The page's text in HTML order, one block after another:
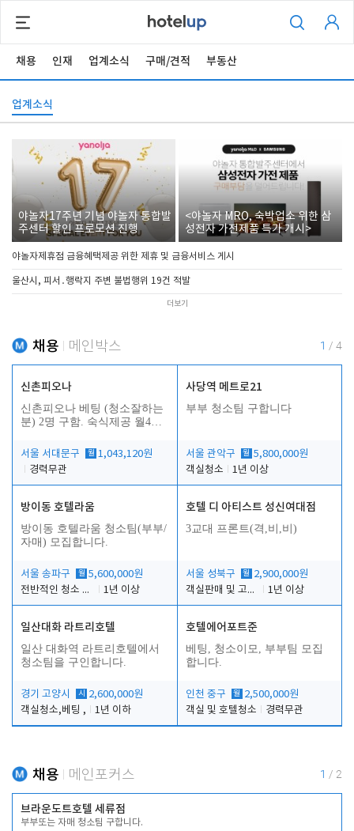
채용 인재 업계소식 구매/견적 부동산
업계소식
야놀자17주년 기념 야놀자 통합발
주센터 할인 프로모션 진행
<야놀자 MRO, 숙박업소 위한 삼
성전자 가전제품 특가 개시>
야놀자제휴점 금융혜택제공 위한 제휴 및 금융서비스 게시
울산시, 피서․행락지 주변 불법행위 19건 적발
더보기
채용 메인박스 1 / 4
신촌피오나
신촌피오나 베팅 (청소잘하는
분) 2명 구함. 숙식제공 월4회
서울 서대문구
월 1,043,120원
경력무관
사당역 메트로21
부부 청소팀 구합니다
서울 관악구 월 5,800,000원
객실청소
1년 이상
방이동 호텔라움
방이동 호텔라움 청소팀(부부/
자매) 모집합니다.
서울 송파구 월 5,600,000원
전반적인 청소 업무(객실청소.객실정리)
1년 이상
호텔 디 아티스트 성신여대점
3교대 프론트(격,비,비)
서울 성북구 월 2,900,000원
객실판매 및 고객응대
1년 이상
일산대화 라트리호텔
일산 대화역 라트리호텔에서
청소팀을 구인합니다.
경기 고양시 시
2,600,000원
객실청소,베팅 ,
1년 이하
호텔에어포트준
베팅, 청소이모, 부부팀 모집
합니다.
인천 중구 월 2,500,000원
객실 및 호텔청소
경력무관
채용 메인포커스 1 / 2
브라운도트호텔 세류점
부부또는 자매 청소팀 구합니다.